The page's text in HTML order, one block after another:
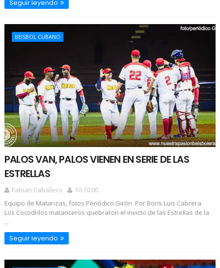
Seguir leyendo
BEISBOL CUBANO
PALOS VAN, PALOS VIENEN EN SERIE DE LAS
ESTRELLAS
Fabian Caballero
10:10:00
Equipo de Matanzas, fotos Periódico Girón Por Boris Luis Cabrera.
Los Cocodrilos matanceros quebraron el invicto de las Estrellas de la
...
Seguir leyendo